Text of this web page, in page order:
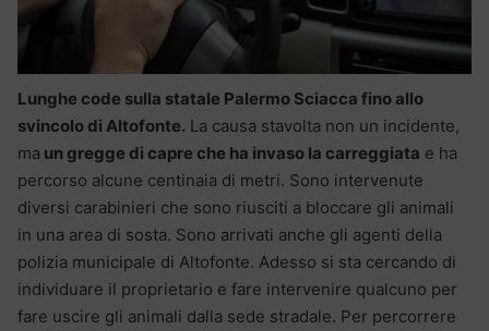
Lunghe code sulla statale Palermo Sciacca fino allo
svincolo di Altofonte. La causa stavolta non un incidente,
ma un gregge di capre che ha invaso la carreggiata e ha
percorso alcune centinaia di metri. Sono intervenute
diversi carabinieri che sono riusciti a bloccare gli animali
in una area di sosta. Sono arrivati anche gli agenti della
polizia municipale di Altofonte. Adesso si sta cercando di
individuare il proprietario e fare intervenire qualcuno per
fare uscire gli animali dalla sede stradale. Per percorrere